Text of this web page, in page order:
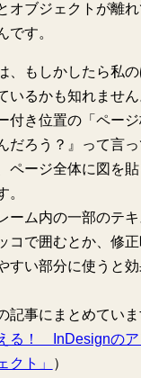
オブジェクトが離
です。
、もしかしたら私
いるかも知れません
付き位置の「ペー
だろう？』って言
ページ全体に図を
。
ーム内の一部のテキ
コで囲むとか、修
すい部分に使うと
記事にまとめてい
る！ InDesignのア
クト」
）